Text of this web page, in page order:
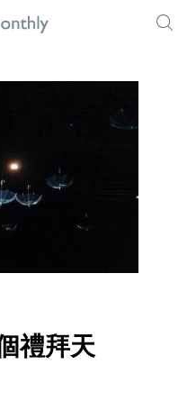
禮拜天